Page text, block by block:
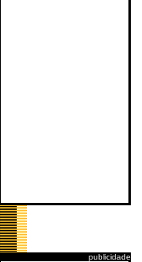
publicidade